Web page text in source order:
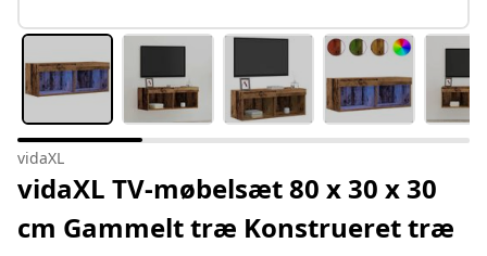
vidaXL
vidaXL TV-møbelsæt 80 x 30 x 30
cm Gammelt træ Konstrueret træ